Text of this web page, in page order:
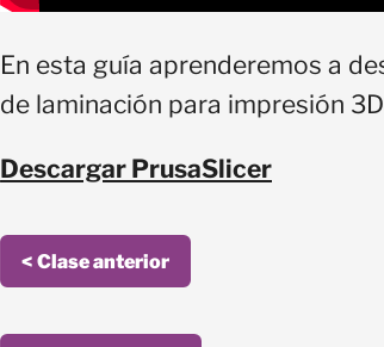
En esta guía aprenderemos a
de laminación para impresión
Descargar PrusaSlicer
< Clase anterior